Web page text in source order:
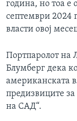
година, но тоа е
септември 2024
власти овој
Портпаролот на
Блумберг дека
американската
предизвиците
на САД“.